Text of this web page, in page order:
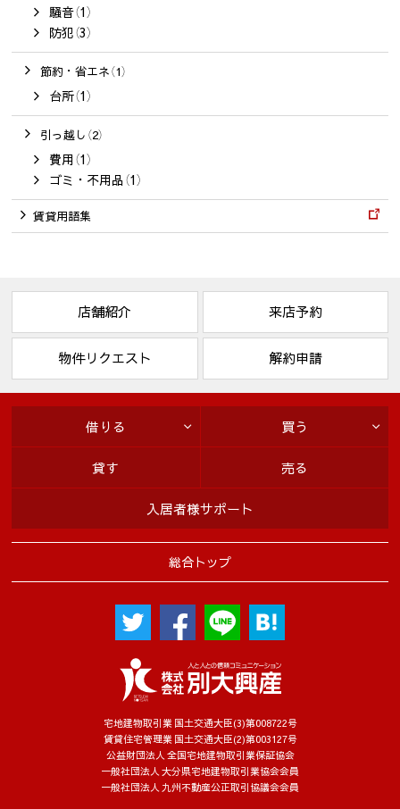
騒音（1）
防犯（3）
節約・省エネ（1）
台所（1）
引っ越し（2）
費用（1）
ゴミ・不用品（1）
賃貸用語集
店舗紹介 来店予約
物件リクエスト 解約申請
宅地建物取引業 国土交通大臣(3)第008722号
賃貸住宅管理業 国土交通大臣(2)第003127号
公益財団法人 全国宅地建物取引業保証協会
一般社団法人 大分県宅地建物取引業協会会員
一般社団法人 九州不動産公正取引協議会会員
総合トップ
借りる 買う
貸す 売る
入居者様サポート